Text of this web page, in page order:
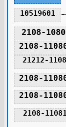
10519601
2108-
2108-
2108-
2108-
2108-
21212-